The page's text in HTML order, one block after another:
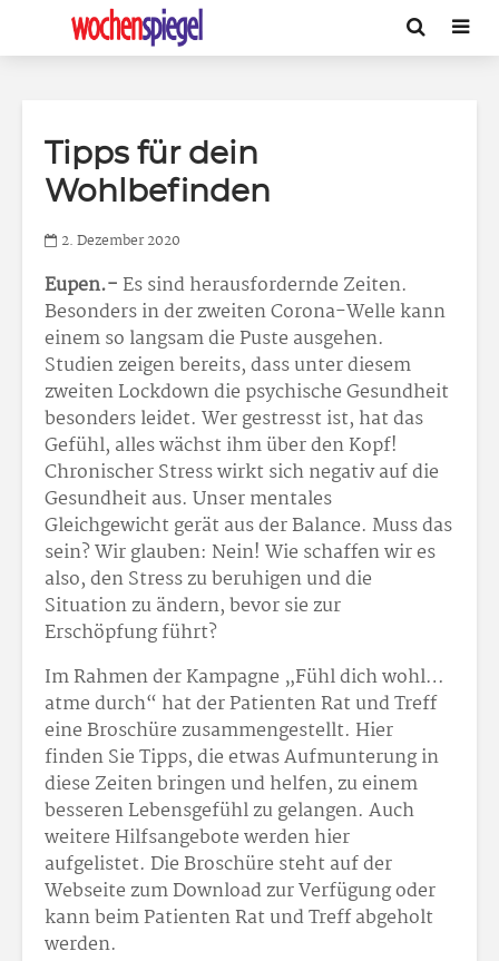
Tipps für dein
Wohlbefinden
2. Dezember 2020
Eupen.-Es sind herausfordernde Zeiten.
Besonders in der zweiten Corona-Welle kann
einem so langsam die Puste ausgehen.
Studien zeigen bereits, dass unter diesem
zweiten Lockdown die psychische Gesundheit
besonders leidet. Wer gestresst ist, hat das
Gefühl, alles wächst ihm über den Kopf!
Chronischer Stress wirkt sich negativ auf die
Gesundheit aus. Unser mentales
Gleichgewicht gerät aus der Balance. Muss das
sein? Wir glauben: Nein! Wie schaffen wir es
also, den Stress zu beruhigen und die
Situation zu ändern, bevor sie zur
Erschöpfung führt?
Im Rahmen der Kampagne „Fühl dich wohl…
atme durch“ hat der Patienten Rat und Treff
eine Broschüre zusammengestellt. Hier
finden Sie Tipps, die etwas Aufmunterung in
diese Zeiten bringen und helfen, zu einem
besseren Lebensgefühl zu gelangen. Auch
weitere Hilfsangebote werden hier
aufgelistet. Die Broschüre steht auf der
Webseite zum Download zur Verfügung oder
kann beim Patienten Rat und Treff abgeholt
werden.